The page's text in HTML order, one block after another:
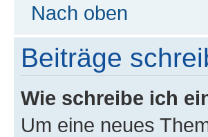
Nach oben
Beiträge
Wie schreibe ich
Um eine neues